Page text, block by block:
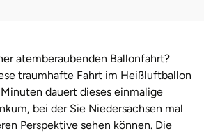
atemberaubenden Ballonfahrt?
traumhafte Fahrt im Heißluftballon
dauert dieses einmalige
bei der Sie Niedersachsen mal
Perspektive sehen können. Die